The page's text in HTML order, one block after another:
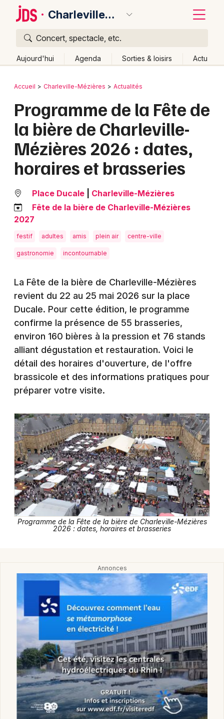
Charleville-Mézières
Concert, spectacle, etc.
Aujourd'hui Agenda Sorties & loisirs Actu
Publier un événement
Grands événements
Activité & Expérience
Manifestations
Foires & salons
Sports
Sorties famille
Expos
Sorties & loisirs
Actualités dans la Ardennes
Actualités en Champagne-Ardenne
Actualités dans le Grand Est
Newsletter des sorties
Actus à Charleville-Mézières
Magazine à Charleville-Mézières
Choisir mes départements
Bordeaux
Colmar
Lille
Lyon
Marseille
Mulhouse
Nantes
Paris
Strasbourg
Toulouse
Toutes les villes
Retour
Accueil Charleville-Mézières Actualités
Programme de la Fête de
la bière de Charleville-
Mézières 2026 : dates,
horaires et brasseries
Place Ducale
Charleville-Mézières
Fête de la bière de Charleville-Mézières
2027
festif adultes amis plein air centre-ville
gastronomie incontournable
La Fête de la bière de Charleville-Mézières
revient du 22 au 25 mai 2026 sur la place
Ducale. Pour cette édition, le programme
confirme la présence de 55 brasseries,
environ 160 bières à la pression et 76 stands
alliant dégustation et restauration. Voici le
détail des horaires d'ouverture, de l'offre
brassicole et des informations pratiques pour
préparer votre visite.
DR
Programme de la Fête de la bière de Charleville-Mézières
2026 : dates, horaires et brasseries
Quoi ?
Où ?
Champagne-Ardenne
Partout
Près de moi
Changer de lieu
Quand ?
Effacer les dates
Aujourd'hui
Ce week-end Autre